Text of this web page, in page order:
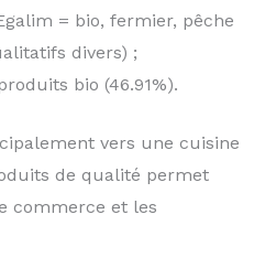
= bio, fermier, pêche
divers) ;
bio (46.91%).
vers une cuisine
de qualité permet
commerce et les